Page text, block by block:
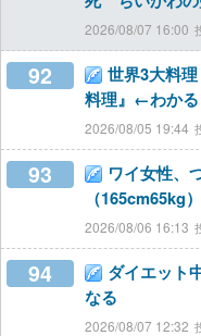
2026/08/07 16:00
92
世界3大料
料理』←わか
2026/08/05 19:44
93
ワイ女性、
（165cm65kg）
2026/08/06 16:13
94
ダイエット
なる
2026/08/07 12:32